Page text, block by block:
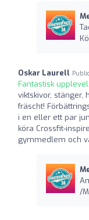
Oskar Laurell
Fantastisk
viktskivor, stänger,
fräscht!
i en eller ett par
köra Crossfit-
gymmedlem och
/